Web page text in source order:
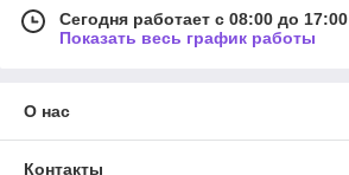
Сегодня работает с 08:00 до 17:00
Показать весь график работы
О нас
Контакты